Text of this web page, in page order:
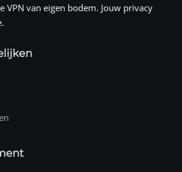
VPN van eigen bodem. Jouw privacy